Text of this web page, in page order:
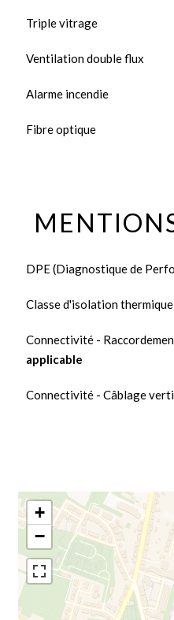
Triple vitrage
Ventilation double flux
Alarme incendie
Fibre optique
DPE (Diagnostique de
Classe d'isolation thermique
Connectivité -
applicable
Connectivité - Câblage
+
−